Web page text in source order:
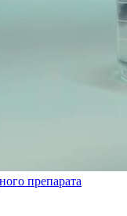
препарата